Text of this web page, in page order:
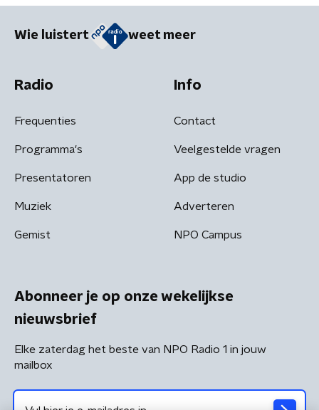
Wie luistert weet meer
Radio
Frequenties
Programma's
Presentatoren
Muziek
Gemist
Info
Contact
Veelgestelde vragen
App de studio
Adverteren
NPO Campus
Abonneer je op onze wekelijkse
nieuwsbrief
Elke zaterdag het beste van NPO Radio 1 in jouw
mailbox